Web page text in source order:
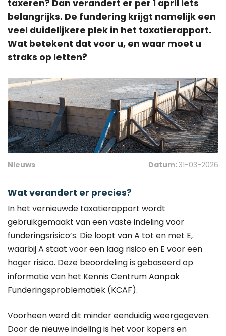
taxeren? Dan verandert er per 1 april iets
belangrijks. De fundering krijgt namelijk een
veel duidelijkere plek in het taxatierapport.
Wat betekent dat voor u, en waar moet u
straks op letten?
Nieuws Datum:31-03-2026
Wat verandert er precies?
In het vernieuwde taxatierapport wordt
gebruikgemaakt van een vaste indeling voor
funderingsrisico’s. Die loopt van A tot en met E,
waarbij A staat voor een laag risico en E voor een
hoger risico. Deze beoordeling is gebaseerd op
informatie van het Kennis Centrum Aanpak
Funderingsproblematiek (KCAF).
Voorheen werd dit minder eenduidig weergegeven.
Door de nieuwe indeling is het voor kopers en